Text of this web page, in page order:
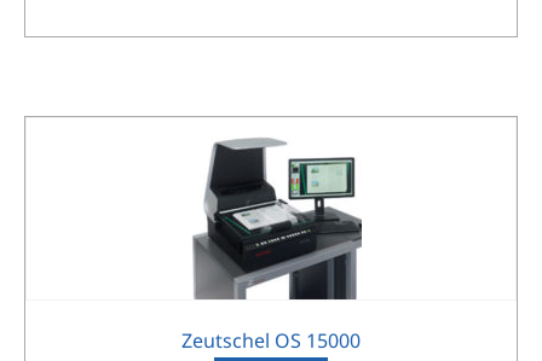
Zeutschel OS 15000